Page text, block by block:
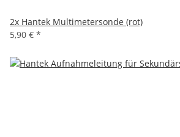
2x Hantek Multimetersonde (rot)
5,90 € *